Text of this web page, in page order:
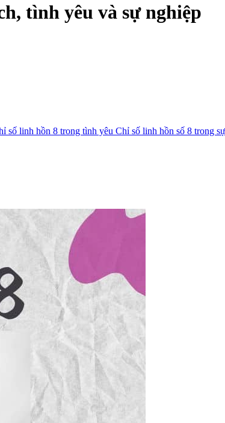
tình yêu và sự nghiệp
số linh hồn 8 trong tình yêu Chỉ số linh hồn số 8 trong